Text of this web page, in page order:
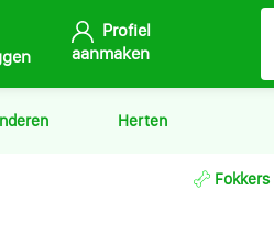
Profiel
aanmaken
Herten
Fokkers